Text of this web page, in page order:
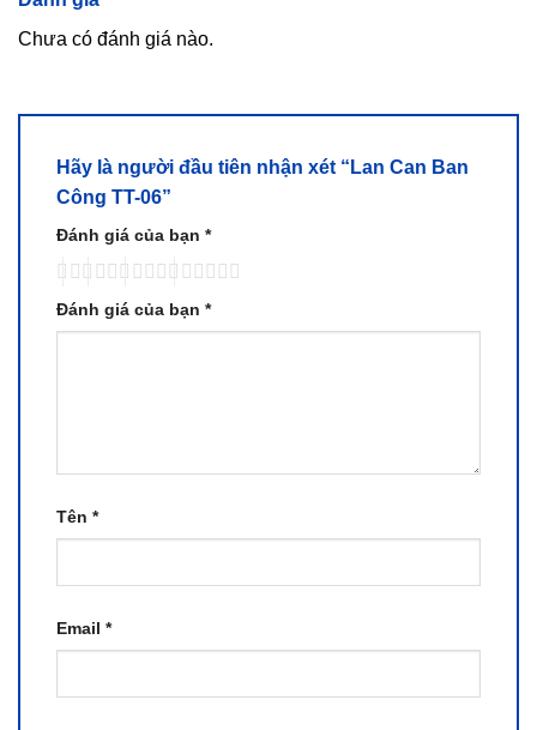
Chưa có đánh giá nào.
Hãy là người đầu tiên nhận xét “Lan Can Ban
Công TT-06”
Đánh giá của bạn *
Đánh giá của bạn *
Tên *
Email *